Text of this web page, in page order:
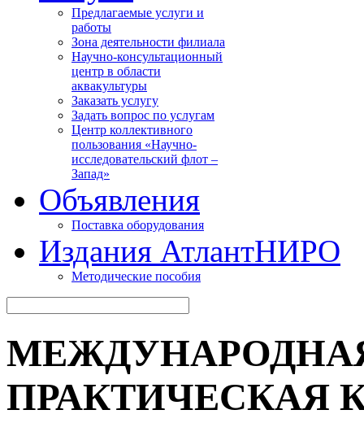
Предлагаемые услуги и
работы
Зона деятельности филиала
Научно-консультационный
центр в области
аквакультуры
Заказать услугу
Задать вопрос по услугам
Центр коллективного
пользования «Научно-
исследовательский флот –
Запад»
Объявления
Поставка оборудования
Издания АтлантНИРО
Методические пособия
ПРАКТИЧЕСКАЯ